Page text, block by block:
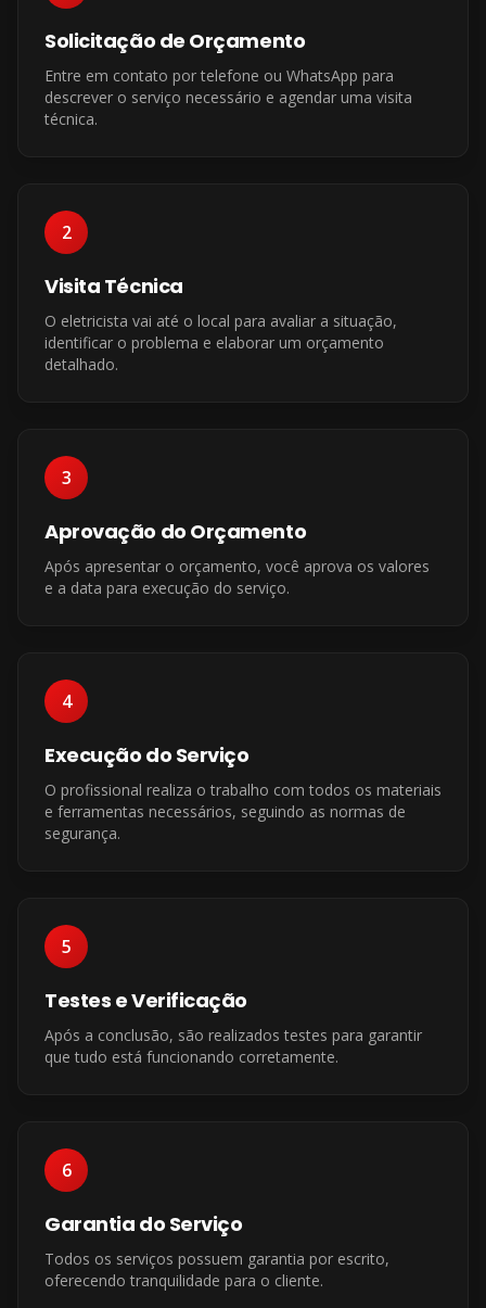
Solicitação de Orçamento
Entre em contato por telefone ou WhatsApp para
descrever o serviço necessário e agendar uma visita
técnica.
2
Visita Técnica
O eletricista vai até o local para avaliar a situação,
identificar o problema e elaborar um orçamento
detalhado.
3
Aprovação do Orçamento
Após apresentar o orçamento, você aprova os valores
e a data para execução do serviço.
4
Execução do Serviço
O profissional realiza o trabalho com todos os materiais
e ferramentas necessários, seguindo as normas de
segurança.
5
Testes e Verificação
Após a conclusão, são realizados testes para garantir
que tudo está funcionando corretamente.
6
Garantia do Serviço
Todos os serviços possuem garantia por escrito,
oferecendo tranquilidade para o cliente.